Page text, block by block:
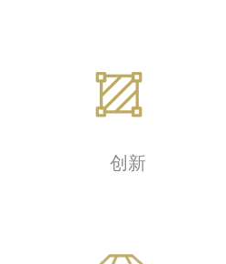
创新